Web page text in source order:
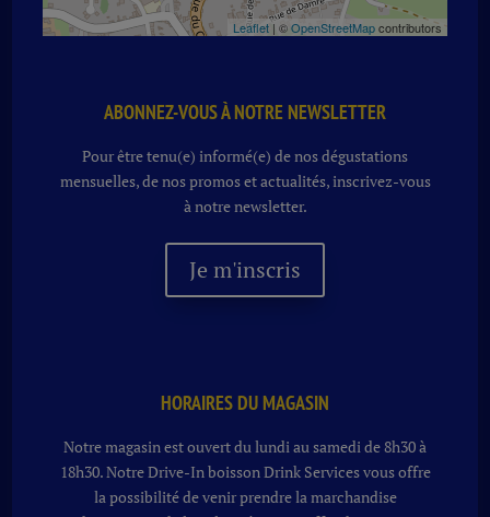
Leaflet| ©OpenStreetMapcontributors
ABONNEZ-VOUS À NOTRE NEWSLETTER
Pour être tenu(e) informé(e) de nos dégustations
mensuelles, de nos promos et actualités, inscrivez-vous
à notre newsletter.
Je m'inscris
HORAIRES DU MAGASIN
Notre magasin est ouvert du lundi au samedi de 8h30 à
18h30. NotreDrive-In boissonDrink Services vous offre
la possibilité de venir prendre la marchandise